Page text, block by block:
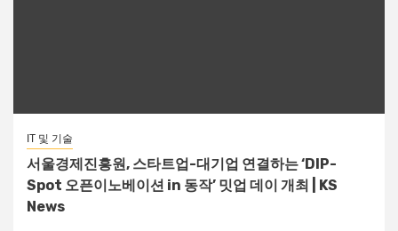
IT 및 기술
서울경제진흥원, 스타트업-대기업 연결하는 ‘DIP-
Spot 오픈이노베이션 in 동작’ 밋업 데이 개최 | KS
News